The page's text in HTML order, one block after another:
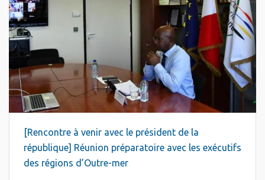
[Rencontre à venir avec le président de la
république] Réunion préparatoire avec les exécutifs
des régions d’Outre-mer